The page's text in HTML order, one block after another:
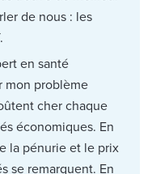
de nous : les
en santé
mon problème
cher chaque
économiques. En
la pénurie et le prix
se remarquent. En